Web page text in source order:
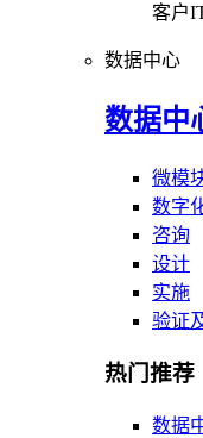
客户
数据中心
数据中
微模
数字
咨询
设计
实施
验证
热门推荐
数据